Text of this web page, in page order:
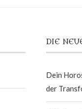
DIE
Dein
der